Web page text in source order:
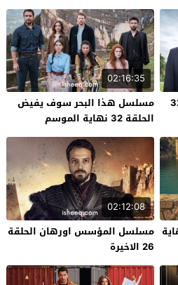
الحلقة 32
02:16:35
مسلسل هذا البحر سوف يفيض
الحلقة 32 نهاية الموسم
35 نهاية
02:12:08
مسلسل المؤسس اورهان الحلقة
26 الاخيرة